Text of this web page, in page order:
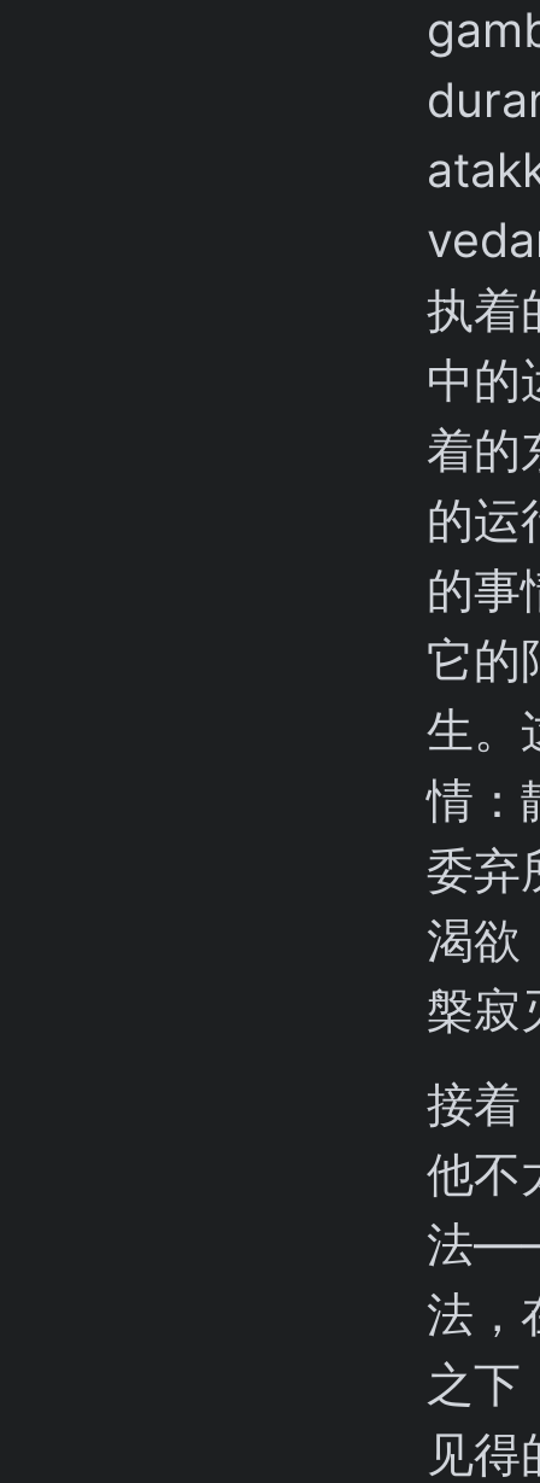
执着
中的
着的
的运
的事
它的
生。
情：
委弃
渴欲
槃寂
接着
他不
法
法，
之下
见得